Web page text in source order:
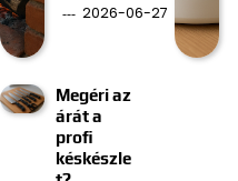
2026-06-27
Megéri az
árát a
profi
késkészle